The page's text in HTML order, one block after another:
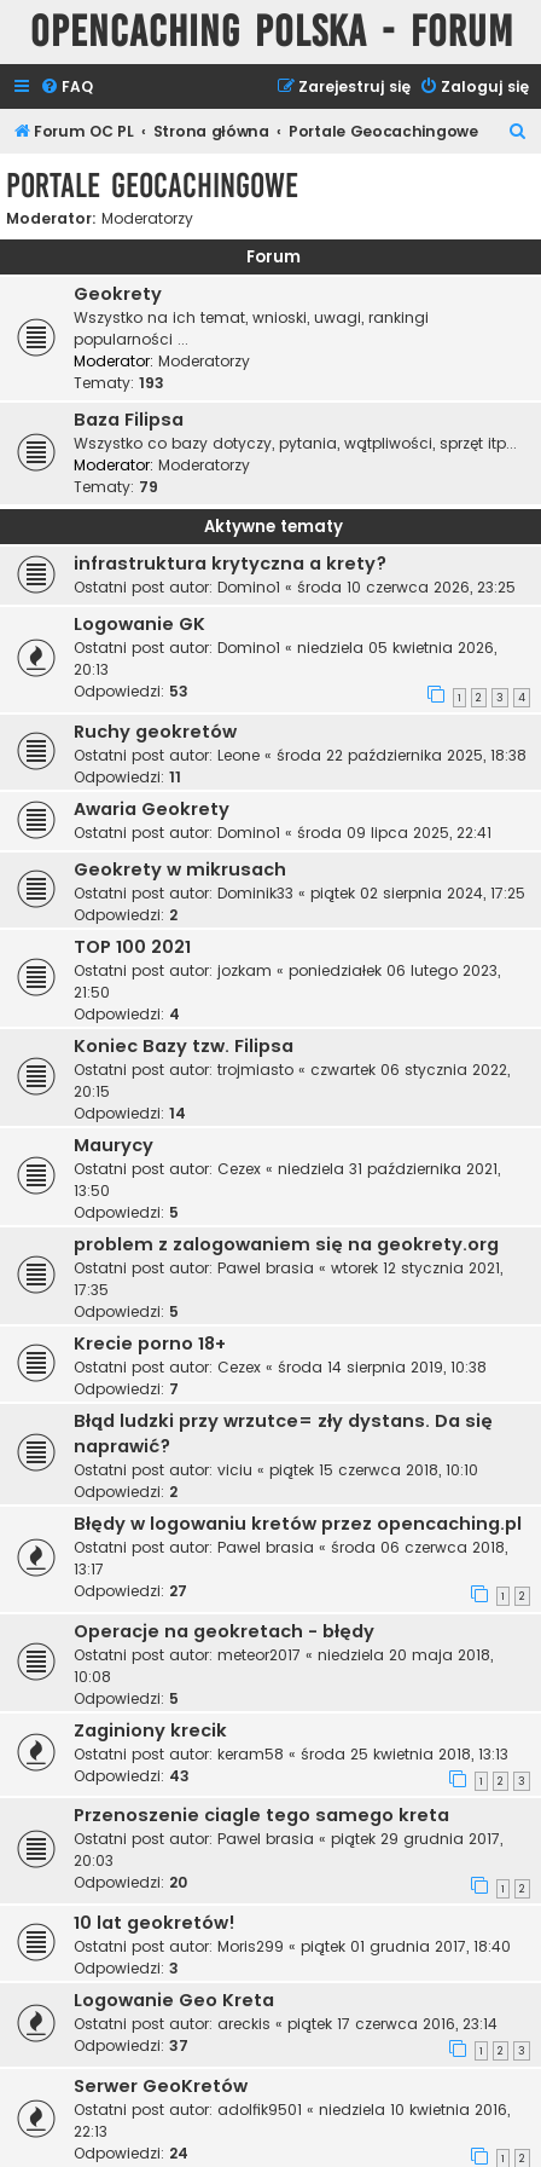
Opencaching Polska - Forum
FAQ Zaloguj się
Zarejestruj się
Forum OC PL Strona główna Portale Geocachingowe
Portale Geocachingowe
Moderator: Moderatorzy
Forum
Geokrety
Wszystko na ich temat, wnioski, uwagi, rankingi
popularności ...
Moderator: Moderatorzy
Tematy: 193
Baza Filipsa
Wszystko co bazy dotyczy, pytania, wątpliwości, sprzęt itp...
Moderator: Moderatorzy
Tematy: 79
Aktywne tematy
infrastruktura krytyczna a krety?
Ostatni post autor: Domino1 « środa 10 czerwca 2026, 23:25
Logowanie GK
Ostatni post autor: Domino1 « niedziela 05 kwietnia 2026,
20:13
Odpowiedzi: 53 1 2 3 4
Ruchy geokretów
Ostatni post autor: Leone « środa 22 października 2025, 18:38
Odpowiedzi: 11
Awaria Geokrety
Ostatni post autor: Domino1 « środa 09 lipca 2025, 22:41
Geokrety w mikrusach
Ostatni post autor: Dominik33 « piątek 02 sierpnia 2024, 17:25
Odpowiedzi: 2
TOP 100 2021
Ostatni post autor: jozkam « poniedziałek 06 lutego 2023,
21:50
Odpowiedzi: 4
Koniec Bazy tzw. Filipsa
Ostatni post autor: trojmiasto « czwartek 06 stycznia 2022,
20:15
Odpowiedzi: 14
Maurycy
Ostatni post autor: Cezex « niedziela 31 października 2021,
13:50
Odpowiedzi: 5
problem z zalogowaniem się na geokrety.org
Ostatni post autor: Pawel brasia « wtorek 12 stycznia 2021,
17:35
Odpowiedzi: 5
Krecie porno 18+
Ostatni post autor: Cezex « środa 14 sierpnia 2019, 10:38
Odpowiedzi: 7
Błąd ludzki przy wrzutce= zły dystans. Da się
naprawić?
Ostatni post autor: viciu « piątek 15 czerwca 2018, 10:10
Odpowiedzi: 2
Błędy w logowaniu kretów przez opencaching.pl
Ostatni post autor: Pawel brasia « środa 06 czerwca 2018,
13:17
Odpowiedzi: 27 1 2
Operacje na geokretach - błędy
Ostatni post autor: meteor2017 « niedziela 20 maja 2018,
10:08
Odpowiedzi: 5
Zaginiony krecik
Ostatni post autor: keram58 « środa 25 kwietnia 2018, 13:13
Odpowiedzi: 43 1 2 3
Przenoszenie ciagle tego samego kreta
Ostatni post autor: Pawel brasia « piątek 29 grudnia 2017,
20:03
Odpowiedzi: 20 1 2
10 lat geokretów!
Ostatni post autor: Moris299 « piątek 01 grudnia 2017, 18:40
Odpowiedzi: 3
Logowanie Geo Kreta
Ostatni post autor: areckis « piątek 17 czerwca 2016, 23:14
Odpowiedzi: 37 1 2 3
Serwer GeoKretów
Ostatni post autor: adolfik9501 « niedziela 10 kwietnia 2016,
22:13
Odpowiedzi: 24 1 2